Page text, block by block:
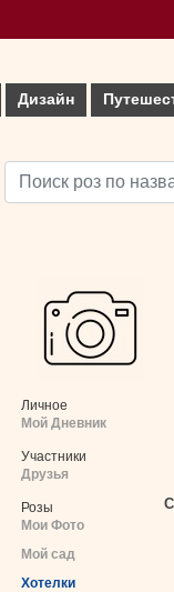
Дизайн
Личное
Мой Дневник
Участники
Друзья
Розы
Мои Фото
Мой сад
Хотелки